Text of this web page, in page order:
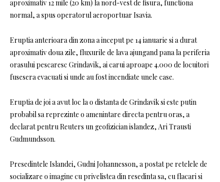
aproximativ 12 mile (20 km) la nord-vest de fisura, functiona
normal, a spus operatorul aeroportuar Isavia.
Eruptia anterioara din zona a inceput pe 14 ianuarie si a durat
aproximativ doua zile, fluxurile de lava ajungand pana la periferia
orasului pescaresc Grindavik, ai carui aproape 4.000 de locuitori
fusesera evacuati si unde au fost incendiate unele case.
Eruptia de joi a avut loc la o distanta de Grindavik si este putin
probabil sa reprezinte o amenintare directa pentru oras, a
declarat pentru Reuters un geofizician islandez, Ari Trausti
Gudmundsson.
Presedintele Islandei, Gudni Johannesson, a postat pe retelele de
socializare o imagine cu privelistea din resedinta sa, cu flacari si